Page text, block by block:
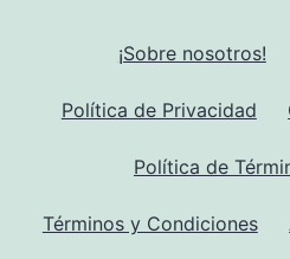
¡Sobre nosotros!
Política de Privacidad
Política de
Términos y Condiciones